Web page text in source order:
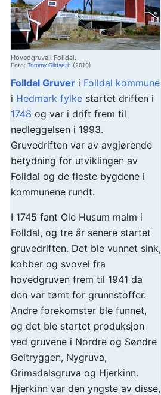
Hovedgruva i Folldal.
Foto: Tommy Gildseth (2010)
Folldal Gruver i Folldal kommune
i Hedmark fylke startet driften i
1748 og var i drift frem til
nedleggelsen i 1993.
Gruvedriften var av avgjørende
betydning for utviklingen av
Folldal og de fleste bygdene i
kommunene rundt.
I 1745 fant Ole Husum malm i
Folldal, og tre år senere startet
gruvedriften. Det ble vunnet sink,
kobber og svovel fra
hovedgruven frem til 1941 da
den var tømt for grunnstoffer.
Andre forekomster ble funnet,
og det ble startet produksjon
ved gruvene i Nordre og Søndre
Geitryggen, Nygruva,
Grimsdalsgruva og Hjerkinn.
Hjerkinn var den yngste av disse,